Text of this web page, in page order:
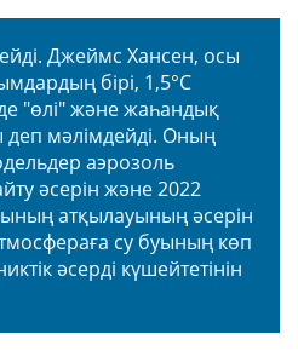
Джеймс Хансен, осы
бірі, 1,5°С
"өлі" және жаһандық
мәлімдейді. Оның
аэрозоль
әсерін және 2022
атқылауының әсерін
су буының көп
әсерді күшейтетінін